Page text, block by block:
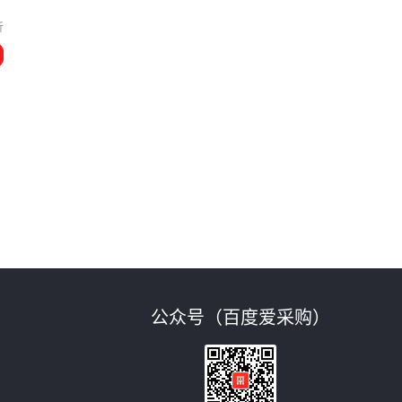
公众号（百度爱采购）